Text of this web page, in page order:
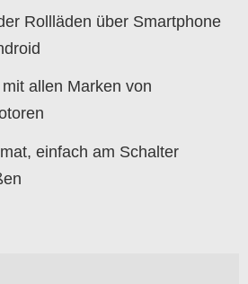
Rollläden über Smartphone
allen Marken von
einfach am Schalter